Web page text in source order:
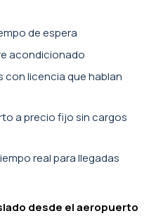
de espera
acondicionado
licencia que hablan
a precio fijo sin cargos
real para llegadas
desde el aeropuerto